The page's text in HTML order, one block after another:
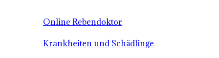
Online Rebendoktor
Krankheiten und Schädlinge